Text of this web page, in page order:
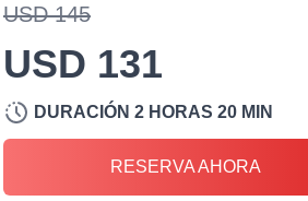
USD 145
USD 131
DURACIÓN 2 HORAS 20 MIN
RESERVA AHORA